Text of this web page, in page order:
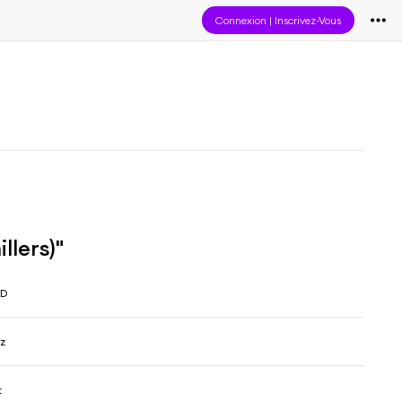
Connexion | Inscrivez-Vous